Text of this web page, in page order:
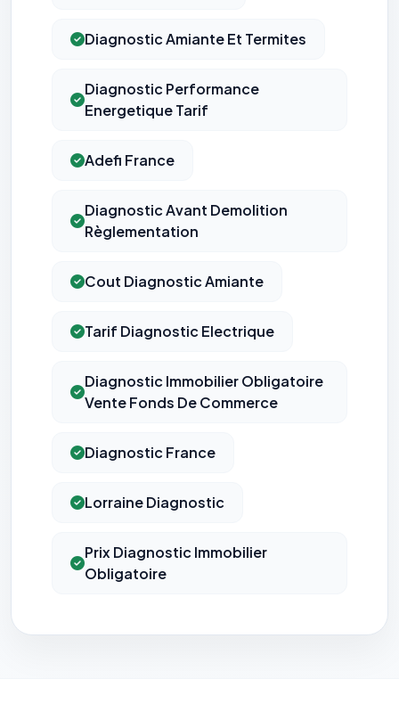
Diagnostic Amiante Et Termites
Diagnostic Performance
Energetique Tarif
Adefi France
Diagnostic Avant Demolition
Règlementation
Cout Diagnostic Amiante
Tarif Diagnostic Electrique
Diagnostic Immobilier Obligatoire
Vente Fonds De Commerce
Diagnostic France
Lorraine Diagnostic
Prix Diagnostic Immobilier
Obligatoire